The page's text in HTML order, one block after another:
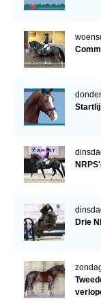
Drie